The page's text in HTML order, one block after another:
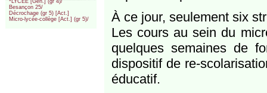
*LYCEE [Gén.] (gr 4)/
Besançon 25/
Décrochage (gr 5) [Act.]
Micro-lycée-collège [Act.] (gr 5)/
À ce jour, seulement six
Les cours au sein du
quelques semaines de
dispositif de re-
éducatif.